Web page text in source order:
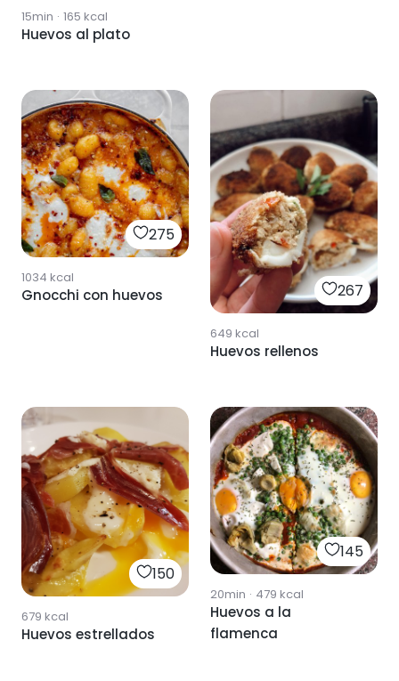
15min · 165 kcal
Huevos al plato
275
1034 kcal
Gnocchi con huevos 267
649 kcal
Huevos rellenos
150
679 kcal
Huevos estrellados
145
20min · 479 kcal
Huevos a la
flamenca